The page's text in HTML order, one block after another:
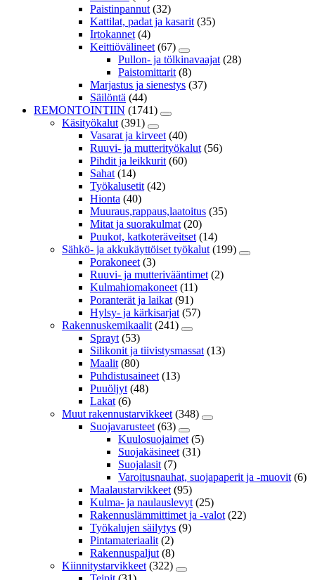
Paistinpannut (32)
Kattilat, padat ja kasarit (35)
Irtokannet (4)
Keittiövälineet (67)
Pullon- ja tölkinavaajat (28)
Paistomittarit (8)
Marjastus ja sienestys (37)
Säilöntä (44)
REMONTOINTIIN (1741)
Käsityökalut (391)
Vasarat ja kirveet (40)
Ruuvi- ja mutterityökalut (56)
Pihdit ja leikkurit (60)
Sahat (14)
Työkalusetit (42)
Hionta (40)
Muuraus,rappaus,laatoitus (35)
Mitat ja suorakulmat (20)
Puukot, katkoteräveitset (14)
Sähkö- ja akkukäyttöiset työkalut (199)
Porakoneet (3)
Ruuvi- ja mutterivääntimet (2)
Kulmahiomakoneet (11)
Poranterät ja laikat (91)
Hylsy- ja kärkisarjat (57)
Rakennuskemikaalit (241)
Sprayt (53)
Silikonit ja tiivistysmassat (13)
Maalit (80)
Puhdistusaineet (13)
Puuöljyt (48)
Lakat (6)
Muut rakennustarvikkeet (348)
Suojavarusteet (63)
Kuulosuojaimet (5)
Suojakäsineet (31)
Suojalasit (7)
Varoitusnauhat, suojapaperit ja -muovit (6)
Maalaustarvikkeet (95)
Kulma- ja naulauslevyt (25)
Rakennuslämmittimet ja -valot (22)
Työkalujen säilytys (9)
Pintamateriaalit (2)
Rakennuspaljut (8)
Kiinnitystarvikkeet (322)